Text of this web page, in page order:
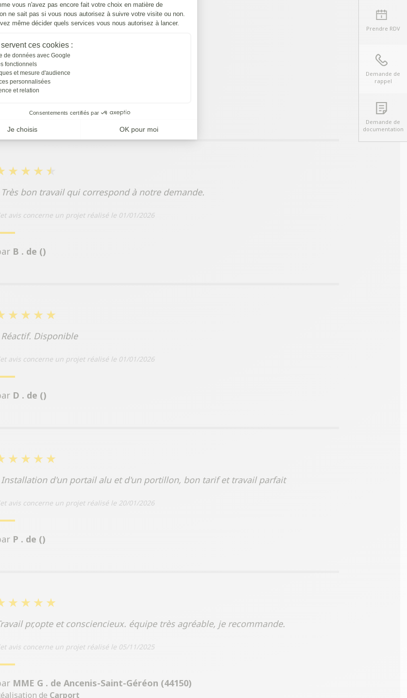
vous n'avez pas encore fait votre choix en matière de
ne sait pas si vous nous autorisez à suivre votre visite ou non.
même décider quels services vous nous autorisez à lancer.
ces cookies :
de données avec Google
fonctionnels
et mesure d'audience
personnalisées
et relation
Consentements certifiés par
Je choisis OK pour moi
Axeptio consent
à l'écoute
avis concerne un projet réalisé le 09/02/2026
Très bon travail qui correspond à notre demande.
avis concerne un projet réalisé le 01/01/2026
B . de ()
Réactif. Disponible
avis concerne un projet réalisé le 01/01/2026
D . de ()
Installation d'un portail alu et d'un portillon, bon tarif et travail parfait
avis concerne un projet réalisé le 20/01/2026
P . de ()
pr,opte et consciencieux. équipe très agréable, je recommande.
avis concerne un projet réalisé le 05/11/2025
MME G . de Ancenis-Saint-Géréon (44150)
de Carport
Prendre RDV
Demande de
rappel
Demande de
documentation